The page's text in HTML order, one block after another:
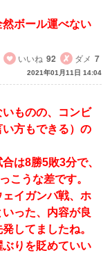
ボール運べない
いいね 92 ダメ 7
2021年01月11日 14:04
ものの、コンビ
方もできる）の
は8勝5敗3分で、
こうな差です。
イガンバ戦、ホ
った、内容が良
してましたね。
りを貶めていい